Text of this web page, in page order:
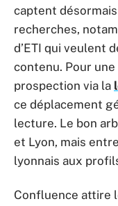
captent
recherches,
d’ETI qui veulent
contenu. Pour
prospection via la
ce déplacement
lecture. Le bon
et Lyon, mais
lyonnais aux
Confluence attire